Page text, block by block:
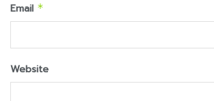
Email *
Website